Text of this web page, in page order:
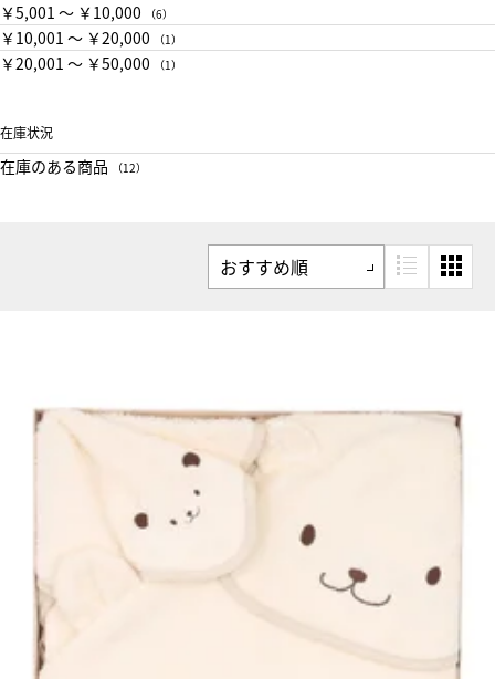
￥5,001 〜 ￥10,000 （6）
￥10,001 〜 ￥20,000 （1）
￥20,001 〜 ￥50,000 （1）
在庫状況
在庫のある商品 （12）